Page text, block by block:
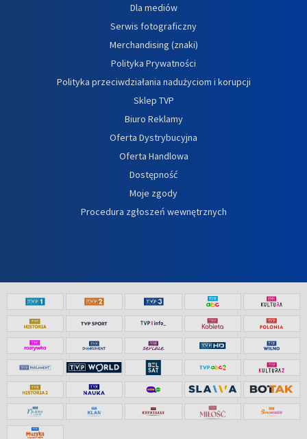
Dla mediów
Serwis fotograficzny
Merchandising (znaki)
Polityka Prywatności
Polityka przeciwdziałania nadużyciom i korupcji
Sklep TVP
Biuro Reklamy
Oferta Dystrybucyjna
Oferta Handlowa
Dostępność
Moje zgody
Procedura zgłoszeń wewnętrznych